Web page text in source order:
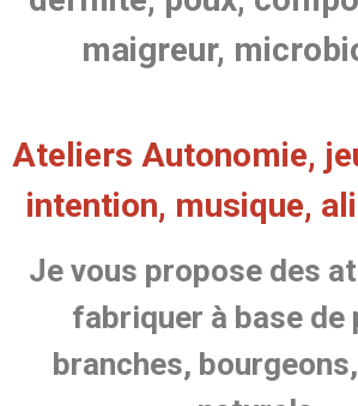
maigreur,
Ateliers Autonomie,
intention, musique,
Je vous propose des
fabriquer à base de
branches,